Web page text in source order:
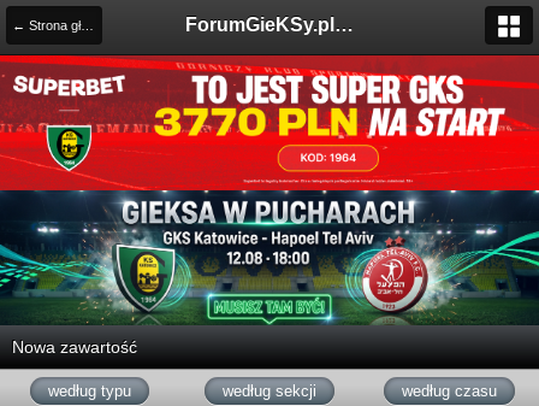
← Strona główna ForumGieKSy.pl - Oficjalne forum kibiców GKS Katowice
Nowa zawartość
według typu według sekcji według czasu